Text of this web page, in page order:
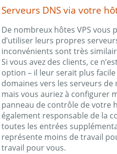
Serveurs DNS via votre
De nombreux hôtes VPS vous
d’utiliser leurs propres
inconvénients sont très
Si vous avez des clients, ce
option – il leur serait plus
domaines vers les serveurs de
mais vous auriez à configurer
panneau de contrôle de votre
également responsable de la
toutes les entrées
représente moins de travail
travail pour vous.